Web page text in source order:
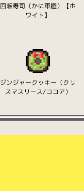
回転寿司（かに軍艦）【ホ
ワイト】
ジンジャークッキー（クリ
スマスリース/ココア）